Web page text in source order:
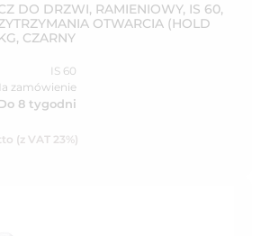
DO DRZWI, RAMIENIOWY, IS 60,
OTWARCIA (HOLD
CZARNY
IS 60
zamówienie
8 tygodni
(z VAT 23%)